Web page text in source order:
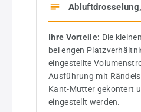
Ihre Vorteile: Die
bei engen
eingestellte
Ausführung mit
Kant-Mutter gekontert
eingestellt werden.